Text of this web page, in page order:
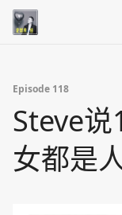
Episode 118
Steve
女都是